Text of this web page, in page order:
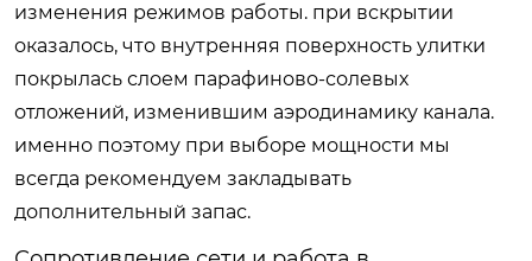
изменения режимов работы. при вскрытии
оказалось, что внутренняя поверхность улитки
покрылась слоем парафиново-солевых
отложений, изменившим аэродинамику канала.
именно поэтому при выборе мощности мы
всегда рекомендуем закладывать
дополнительный запас.